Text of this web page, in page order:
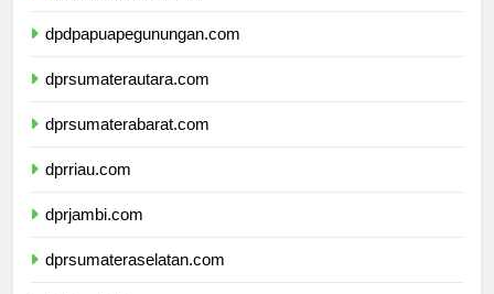
dpdpapuapegunungan.com
dprsumaterautara.com
dprsumaterabarat.com
dprriau.com
dprjambi.com
dprsumateraselatan.com